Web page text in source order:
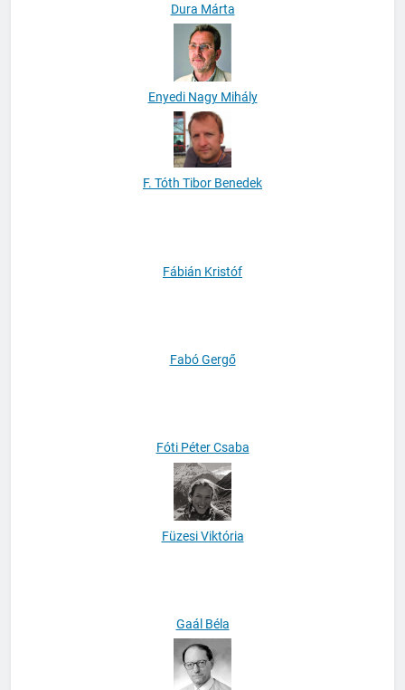
Dura Márta
Enyedi Nagy Mihály
F. Tóth Tibor Benedek
Fábián Kristóf
Fabó Gergő
Fóti Péter Csaba
Füzesi Viktória
Gaál Béla